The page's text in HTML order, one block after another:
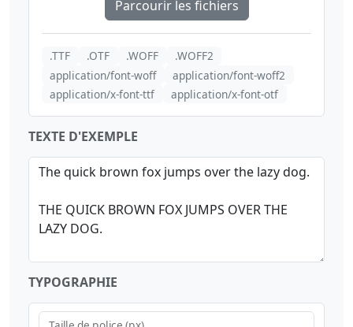
Parcourir les fichiers
.TTF .OTF .WOFF
.WOFF2
application/font-woff
application/font-woff2
application/x-font-ttf
application/x-font-otf
TEXTE D'EXEMPLE
TYPOGRAPHIE